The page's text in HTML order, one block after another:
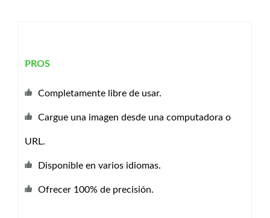
PROS
Completamente libre de usar.
Cargue una imagen desde una computadora o
URL.
Disponible en varios idiomas.
Ofrecer 100% de precisión.